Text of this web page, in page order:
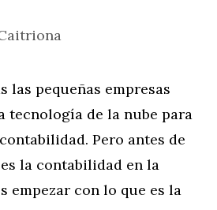
las pequeñas empresas
tecnología de la nube para
Pero antes de
la contabilidad en la
empezar con lo que es la